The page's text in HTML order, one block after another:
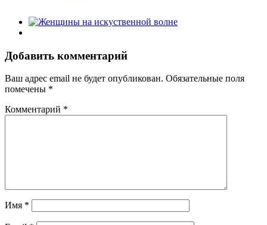
Добавить комментарий
Ваш адрес email не будет опубликован. Обязательные поля
помечены *
Комментарий *
Имя *